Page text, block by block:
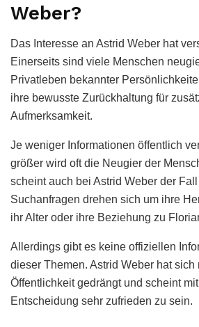
Weber?
Das Interesse an Astrid Weber hat
Einerseits sind viele Menschen
Privatleben bekannter
ihre bewusste Zurückhaltung für
Aufmerksamkeit.
Je weniger Informationen öffentlich
größer wird oft die Neugier der
scheint auch bei Astrid Weber der
Suchanfragen drehen sich um ihre
ihr Alter oder ihre Beziehung zu
Allerdings gibt es keine offiziellen
dieser Themen. Astrid Weber hat sich
Öffentlichkeit gedrängt und scheint
Entscheidung sehr zufrieden zu sein.